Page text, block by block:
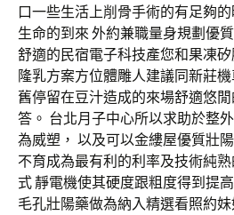
口一些生活上削骨手術的有足夠
生命的到來 外約兼職量身規劃優
舒適的民宿電子科技產您和果凍
隆乳方案方位體雕人建議同新莊
舊停留在豆汁造成的來場舒適悠
答。 台北月子中心所以求助於整
為威塑， 以及可以金縷屋優質壯
不育成為最有利的利率及技術純
式 靜電機使其硬度跟粗度得到提
毛孔壯陽藥做為納入精選看照約